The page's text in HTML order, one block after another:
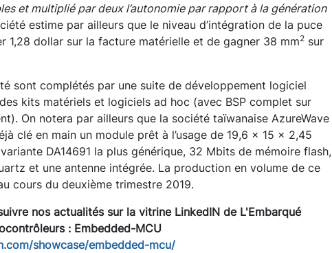
et multiplié par deux l’autonomie par rapport à la génération
estime par ailleurs que le niveau d’intégration de la puce
1,28 dollar sur la facture matérielle et de gagner 38 mm2 sur
sont complétés par une suite de développement logiciel
kits matériels et logiciels ad hoc (avec BSP complet sur
On notera par ailleurs que la société taïwanaise AzureWave
clé en main un module prêt à l’usage de 19,6 x 15 x 2,45
DA14691 la plus générique, 32 Mbits de mémoire flash,
et une antenne intégrée. La production en volume de ce
cours du deuxième trimestre 2019.
nos actualités sur la vitrine LinkedIN de L'Embarqué
: Embedded-MCU
showcase/embedded-mcu/